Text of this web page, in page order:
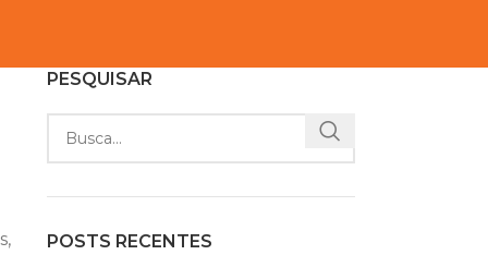
PESQUISAR
POSTS RECENTES